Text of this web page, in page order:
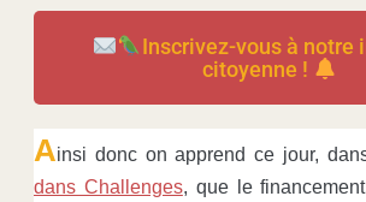
Inscrivez-vous à notre
citoyenne !
Ainsi donc on apprend ce jour,
dans Challenges, que le